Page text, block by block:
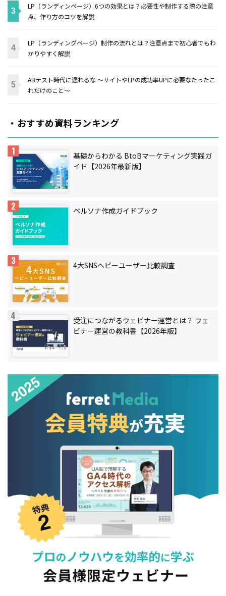
LP（ランディンページ）6つの効果とは？必要性や制作する際の注意
点、作り方のコツを解説
LP（ランディングページ）制作の流れとは？注意点まで初心者でもわ
かりやすく解説
ABテスト時代に遅れるな 〜サイトやLPの成功率UPに必要なたったこ
れだけのこと〜
・おすすめ資料ランキング
基礎からわかる BtoBマーケティング実践ガ
イド【2026年最新版】
ペルソナ作成ガイドブック
4大SNSヘビーユーザー比較調査
受注につながるウェビナー運営とは？ ウェ
ビナー運営の教科書【2026年版】